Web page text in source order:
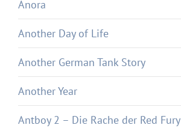
Anora
Another Day of Life
Another German Tank Story
Another Year
Antboy 2 – Die Rache der Red Fury